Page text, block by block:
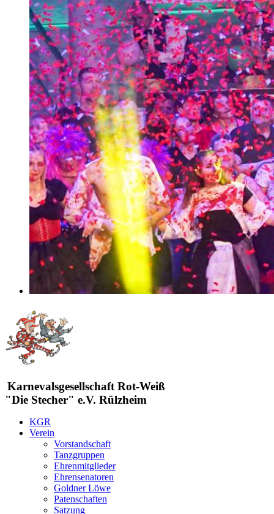
Karnevalsgesellschaft Rot-Weiß
"Die Stecher" e.V. Rülzheim
KGR
Verein
Vorstandschaft
Tanzgruppen
Ehrenmitglieder
Ehrensenatoren
Goldner Löwe
Patenschaften
Satzung